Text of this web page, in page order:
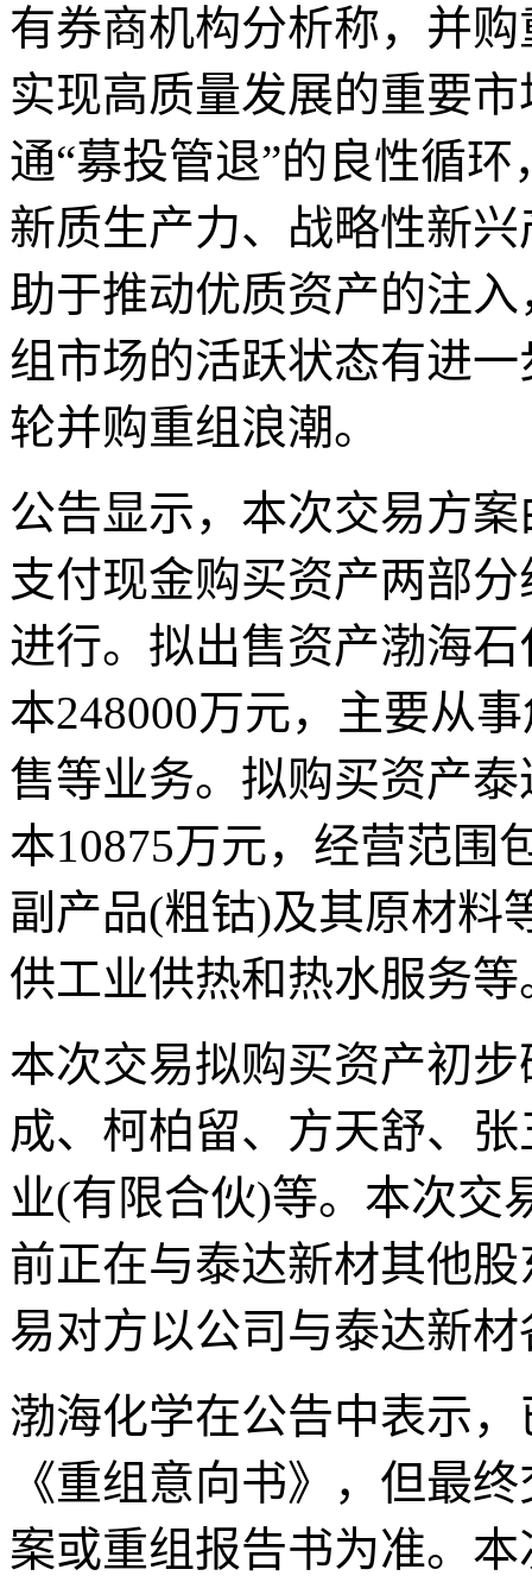
有券商机构分析称，并
实现高质量发展的重要
通“募投管退”的良性循
新质生产力、战略性新
助于推动优质资产的注
组市场的活跃状态有进
轮并购重组浪潮。
公告显示，本次交易方
支付现金购买资产两部
进行。拟出售资产渤海
本248000万元，主要从
售等业务。拟购买资产
本10875万元，经营范围
副产品(粗钴)及其原材料
供工业供热和热水服务等
本次交易拟购买资产初
成、柯柏留、方天舒、
业(有限合伙)等。本次交
前正在与泰达新材其他
易对方以公司与泰达新
渤海化学在公告中表示
《重组意向书》，但最
案或重组报告书为准。